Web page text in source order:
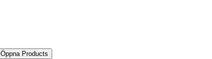
Öppna Products